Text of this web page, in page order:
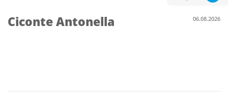
Ciconte Antonella 06.08.2026